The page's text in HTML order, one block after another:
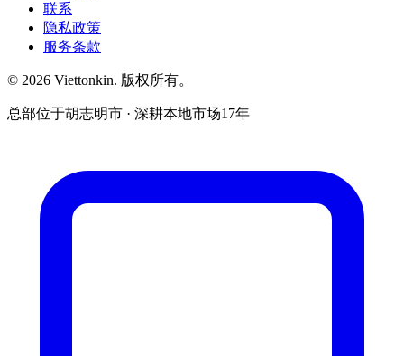
联系
隐私政策
服务条款
© 2026 Viettonkin. 版权所有。
总部位于胡志明市 · 深耕本地市场17年